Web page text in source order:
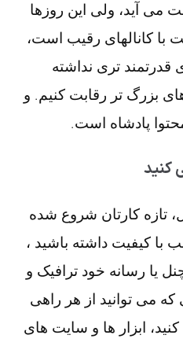
می آید، ولی این روزها
کانالهای رقیب است،
قدرتمند تری نداشته
های بزرگ تر رقابت کنیم. و
پادشاه است.
کنید
تازه کارتان شروع شده
کیفیت داشته باشید ،
یا رسانه خود ترافیک و
که می توانید از هر راهی
ابزار ها و سایت های